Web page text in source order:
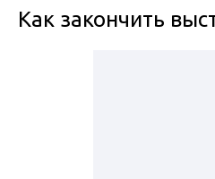
Как закончить